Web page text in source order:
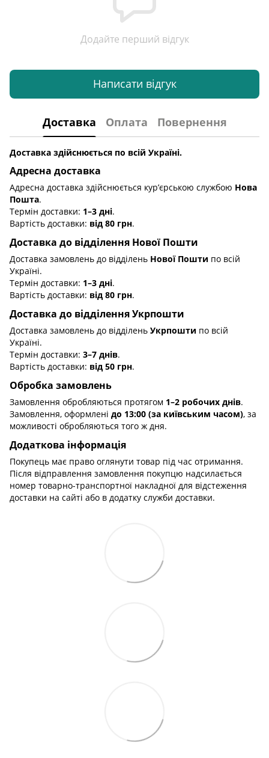
Додайте перший відгук
Написати відгук
Доставка Оплата Повернення
Доставка здійснюється по всій Україні.
Адресна доставка
Адресна доставка здійснюється кур’єрською службою Нова
Пошта.
Термін доставки: 1–3 дні.
Вартість доставки: від 80 грн.
Доставка до відділення Нової Пошти
Доставка замовлень до відділень Нової Пошти по всій
Україні.
Термін доставки: 1–3 дні.
Вартість доставки: від 80 грн.
Доставка до відділення Укрпошти
Доставка замовлень до відділень Укрпошти по всій
Україні.
Термін доставки: 3–7 днів.
Вартість доставки: від 50 грн.
Обробка замовлень
Замовлення обробляються протягом 1–2 робочих днів.
Замовлення, оформлені до 13:00 (за київським часом), за
можливості обробляються того ж дня.
Додаткова інформація
Покупець має право оглянути товар під час отримання.
Після відправлення замовлення покупцю надсилається
номер товарно-транспортної накладної для відстеження
доставки на сайті або в додатку служби доставки.